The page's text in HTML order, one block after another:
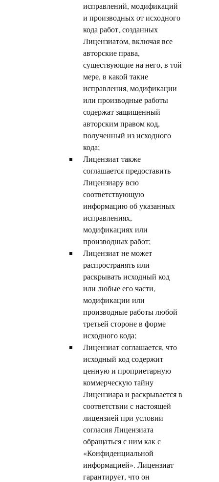
исправлений, модификаций
и производных от исходного
кода работ, созданных
Лицензиатом, включая все
авторские права,
существующие на него, в той
мере, в какой такие
исправления, модификации
или производные работы
содержат защищенный
авторским правом код,
полученный из исходного
кода;
Лицензиат также
соглашается предоставить
Лицензиару всю
соответствующую
информацию об указанных
исправлениях,
модификациях или
производных работ;
Лицензиат не может
распространять или
раскрывать исходный код
или любые его части,
модификации или
производные работы любой
третьей стороне в форме
исходного кода;
Лицензиат соглашается, что
исходный код содержит
ценную и проприетарную
коммерческую тайну
Лицензиара и раскрывается в
соответствии с настоящей
лицензией при условии
согласия Лицензиата
обращаться с ним как с
«Конфиденциальной
информацией». Лицензиат
гарантирует, что он